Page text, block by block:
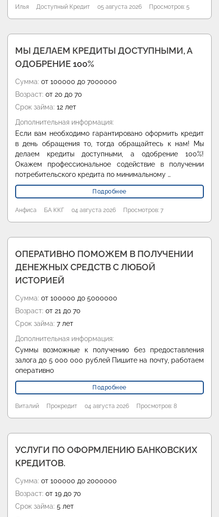
Илья Доступный Кредит 05 августа 2026 Просмотров: 5
МЫ ДЕЛАЕМ КРЕДИТЫ ДОСТУПНЫМИ, А
ОДОБРЕНИЕ 100%
Сумма: от 100000 до 7000000
Возраст: от 20 до 70
Срок займа: 12 лет
Дополнительная информация:
Если вам необходимо гарантировано оформить кредит
в день обращения то, тогда обращайтесь к нам! Мы
делаем кредиты доступными, а одобрение 100%!
Окажем профессиональное содействие в получении
потребительского кредита по минимальному …
Подробнее
Анфиса БА ККГ 04 августа 2026 Просмотров: 7
ОПЕРАТИВНО ПОМОЖЕМ В ПОЛУЧЕНИИ
ДЕНЕЖНЫХ СРЕДСТВ С ЛЮБОЙ
ИСТОРИЕЙ
Сумма: от 100000 до 5000000
Возраст: от 21 до 70
Срок займа: 7 лет
Дополнительная информация:
Суммы возможные к получению без предоставления
залога до 5 000 000 рублей Пишите на почту, работаем
оперативно
Подробнее
Виталий Прокредит 04 августа 2026 Просмотров: 8
УСЛУГИ ПО ОФОРМЛЕНИЮ БАНКОВСКИХ
КРЕДИТОВ.
Сумма: от 100000 до 2000000
Возраст: от 19 до 70
Срок займа: 5 лет